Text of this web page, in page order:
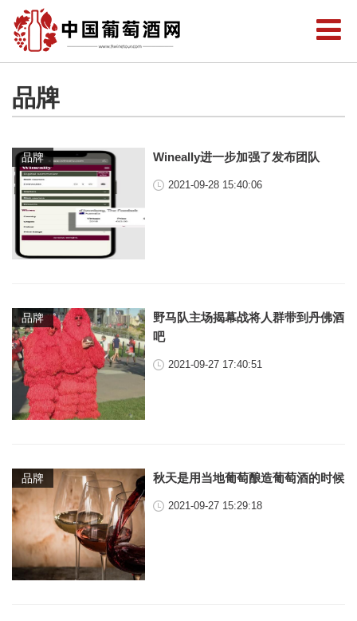
品牌
品牌 Wineally进一步加强了发布团队
2021-09-28 15:40:06
品牌
野马队主场揭幕战将人群带到丹佛酒
吧
2021-09-27 17:40:51
品牌 秋天是用当地葡萄酿造葡萄酒的时候
2021-09-27 15:29:18